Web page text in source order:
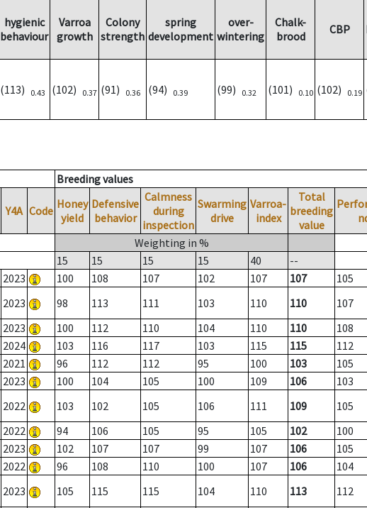
hygienic
behaviour
Varroa
growth
Colony
strength
spring
development
over-
wintering
Chalk-
brood
CBP
(113) 0.43 (102) 0.37 (91) 0.36 (94) 0.39 (99) 0.32 (101) 0.10 (102) 0.19
Breeding values
Y4A Code Honey
yield
Defensive
behavior
Calmness
during
inspection
Swarming
drive
Varroa-
index
Total
breeding
value
Weighting in %
15
15 15 15 40
--
2023 100 108 107 102 107 107
105
2023 98 113 111 103 110 110
107
2023 100 112 110 104 110 110
108
2024 103 116 117 103 115 115
112
2021 96 112 112 95 100 103
105
2023 100 104 105 100 109 106
103
2022 103 102 105 106 111 109
105
2022 94 106 105 95 105 102
100
2023 102 107 107 99 107 106
105
2022 96 108 110 100 107 106
104
2023 105 115 115 104 110 113 112